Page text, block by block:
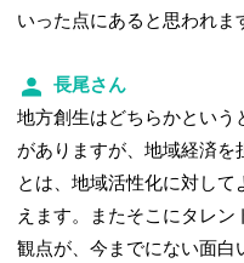
いった点にあると思われま
長尾さん
地方創生はどちらかという
がありますが、地域経済を
とは、地域活性化に対し
えます。またそこにタレン
観点が、今までにない面白